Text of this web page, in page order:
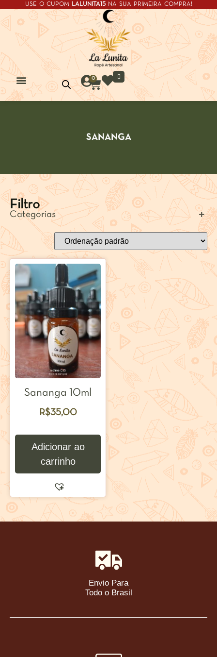
USE O CUPOM LALUNITA15NA SUA PRIMEIRA COMPRA!
0
SANANGA
Filtro
Categorias
Sananga 10ml
R$35,00
Adicionar ao
carrinho
Envio Para
Todo o Brasil